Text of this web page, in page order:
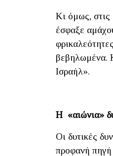
Κι όμως, στις
έσφαξε
βεβηλωμένα.
Ισραήλ».
Η «αιώνια»
Οι δυτικές
προφανή